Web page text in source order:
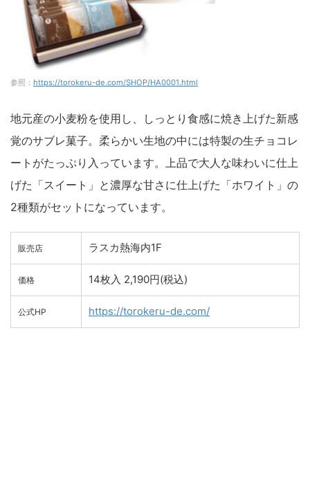
参照： https://torokeru-de.com/SHOP/HA0001.html
地元産の小麦粉を使用し、しっとり食感に焼き上げた新感
覚のサブレ菓子。柔らかい生地の中には特製の生チョコレ
ートがたっぷり入っています。上品で大人な味わいに仕上
げた「スイート」と濃厚な甘さに仕上げた「ホワイト」の
2種類がセットになっています。
販売店 ラスカ熱海内1F
価格 14枚入 2,190円(税込)
公式HP https://torokeru-de.com/